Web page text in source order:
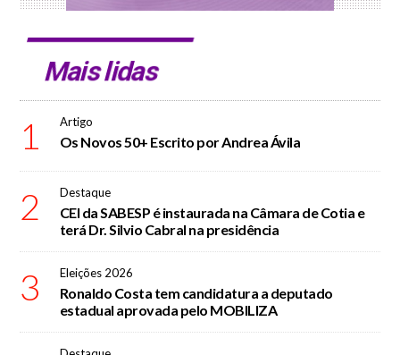
Mais lidas
1 Artigo
Os Novos 50+ Escrito por Andrea Ávila
2 Destaque
CEI da SABESP é instaurada na Câmara de Cotia e
terá Dr. Silvio Cabral na presidência
3 Eleições 2026
Ronaldo Costa tem candidatura a deputado
estadual aprovada pelo MOBILIZA